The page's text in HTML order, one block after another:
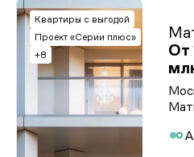
Квартиры с выгодой
Проект «Серии плюс»
+8
От